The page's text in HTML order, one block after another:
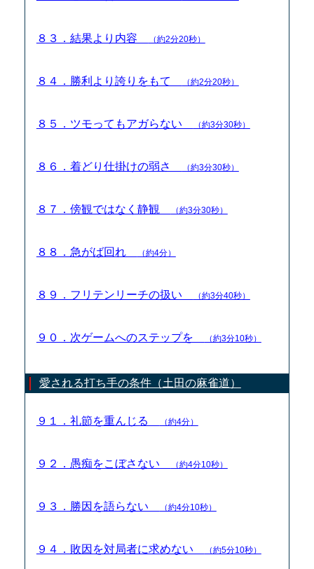
８３．結果より内容 （約2分20秒）
８４．勝利より誇りをもて （約2分20秒）
８５．ツモってもアガらない （約3分30秒）
８６．着どり仕掛けの弱さ （約3分30秒）
８７．傍観ではなく静観 （約3分30秒）
８８．急がば回れ （約4分）
８９．フリテンリーチの扱い （約3分40秒）
９０．次ゲームへのステップを （約3分10秒）
愛される打ち手の条件（土田の麻雀道）
９１．礼節を重んじる （約4分）
９２．愚痴をこぼさない （約4分10秒）
９３．勝因を語らない （約4分10秒）
９４．敗因を対局者に求めない （約5分10秒）